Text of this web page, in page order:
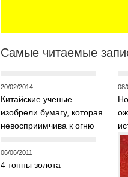
Самые читаемые
20/02/2014
Китайские ученые
изобрели бумагу, которая
невосприимчива к огню
08/
06/06/2011
4 тонны золота